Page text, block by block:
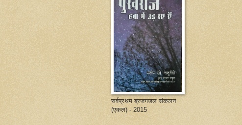
सर्वप्रथम ब्रजगजल संकलन
(एकल) - 2015